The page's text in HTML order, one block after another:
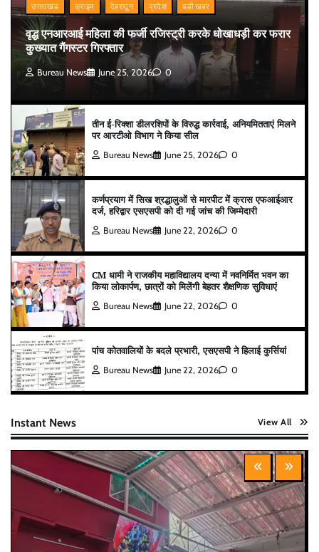
उत्तराखंड क्राइम देहरादून प्रदेश बड़ी खबर
वृद्ध एनआरआई महिला की फर्जी रजिस्ट्री करके धोखाधड़ी कर फरार
कुख्यात गैंगस्टर गिरफ्तार
Bureau News June 25, 2026 0
तीन ई-रिक्शा डीलरशिपों के विरुद्ध कार्रवाई, अनियमितताएं मिलने
पर आरटीओ विभाग ने किया सील
Bureau News June 25, 2026 0
कर्णप्रयाग में सिख श्रद्धालुओं से मारपीट में क्रास एफआईआर
दर्ज, हरिद्वार एसएसपी को दी गई जांच की जिम्मेदारी
Bureau News June 22, 2026 0
CM धामी ने राजकीय महाविद्यालय दन्या में नवनिर्मित भवन का
किया लोकार्पण, छात्रों को मिलेंगी बेहतर शैक्षणिक सुविधाएं
Bureau News June 22, 2026 0
पांच कोतवालियों के बदले प्रभारी, एसएसपी ने हिलाई कुर्सियां
Bureau News June 22, 2026 0
Instant News View All